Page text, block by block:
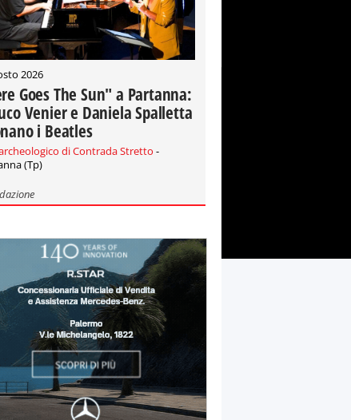
2026
Goes The Sun" a Partanna:
Venier e Daniela Spalletta
i Beatles
di Contrada Stretto -
(Tp)